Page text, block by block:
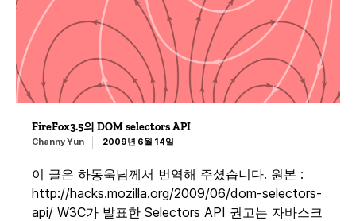
FireFox3.5의 DOM selectors API
Channy Yun 2009년 6월 14일
이 글은 하동욱님께서 번역해 주셨습니다. 원본 :
http://hacks.mozilla.org/2009/06/dom-selectors-
api/ W3C가 발표한 Selectors API 권고는 자바스크